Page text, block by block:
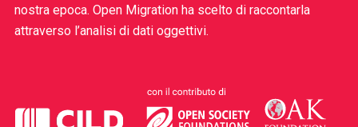
nostra epoca. Open Migration ha scelto di raccontarla
attraverso l’analisi di dati oggettivi.